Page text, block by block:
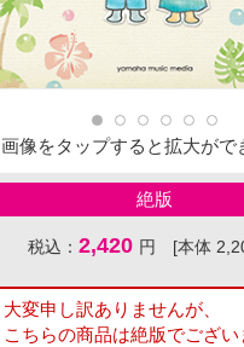
画像をタップすると拡大がで
絶版
税込： 2,420 円 [本体
大変申し訳ありませんが、
こちらの商品は絶版でござい